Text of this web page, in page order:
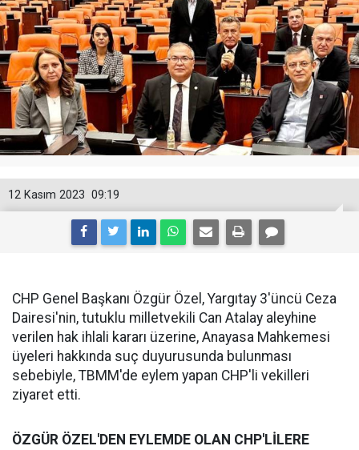
09:19
12 Kasım 2023
CHP Genel Başkanı Özgür Özel, Yargıtay 3'üncü Ceza
Dairesi'nin, tutuklu milletvekili Can Atalay aleyhine
verilen hak ihlali kararı üzerine, Anayasa Mahkemesi
üyeleri hakkında suç duyurusunda bulunması
sebebiyle, TBMM'de eylem yapan CHP'li vekilleri
ziyaret etti.
ÖZGÜR ÖZEL'DEN EYLEMDE OLAN CHP'LİLERE